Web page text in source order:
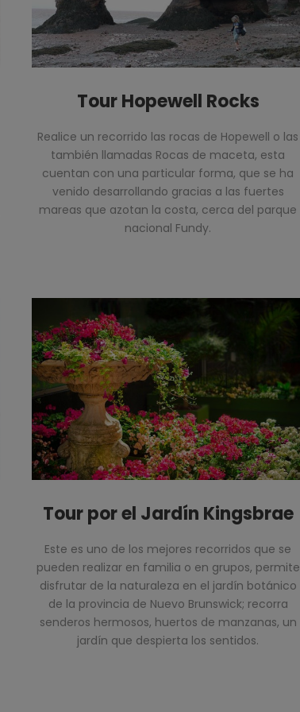
Tour Hopewell Rocks
Realice un recorrido las rocas de Hopewell o las
también llamadas Rocas de maceta, esta
cuentan con una particular forma, que se ha
venido desarrollando gracias a las fuertes
mareas que azotan la costa, cerca del parque
nacional Fundy.
Tour por el Jardín Kingsbrae
Este es uno de los mejores recorridos que se
pueden realizar en familia o en grupos, permite
disfrutar de la naturaleza en el jardín botánico
de la provincia de Nuevo Brunswick; recorra
senderos hermosos, huertos de manzanas, un
jardín que despierta los sentidos.